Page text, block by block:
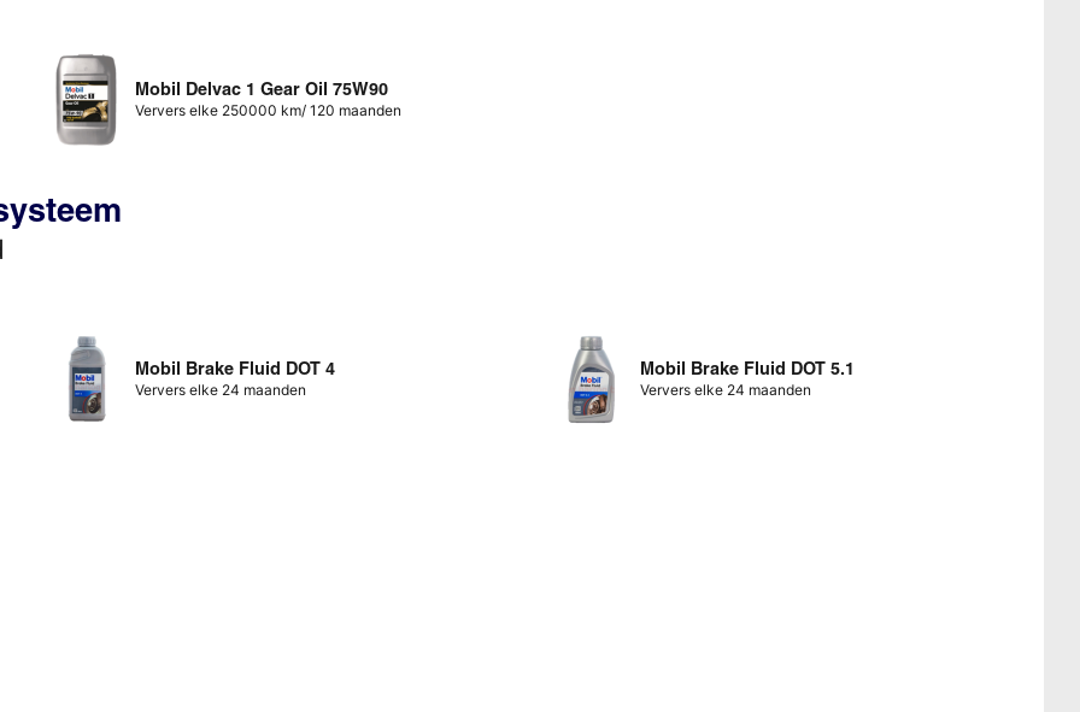
Mobil Delvac 1 Gear Oil 75W90
Ververs elke 250000 km/ 120 maanden
Mobil Brake Fluid DOT 4
Ververs elke 24 maanden
Mobil Brake Fluid DOT 5.1
Ververs elke 24 maanden